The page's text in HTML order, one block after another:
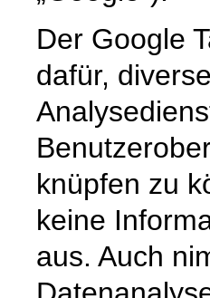
Der Google
dafür,
knüpfen zu
keine
aus. Auch